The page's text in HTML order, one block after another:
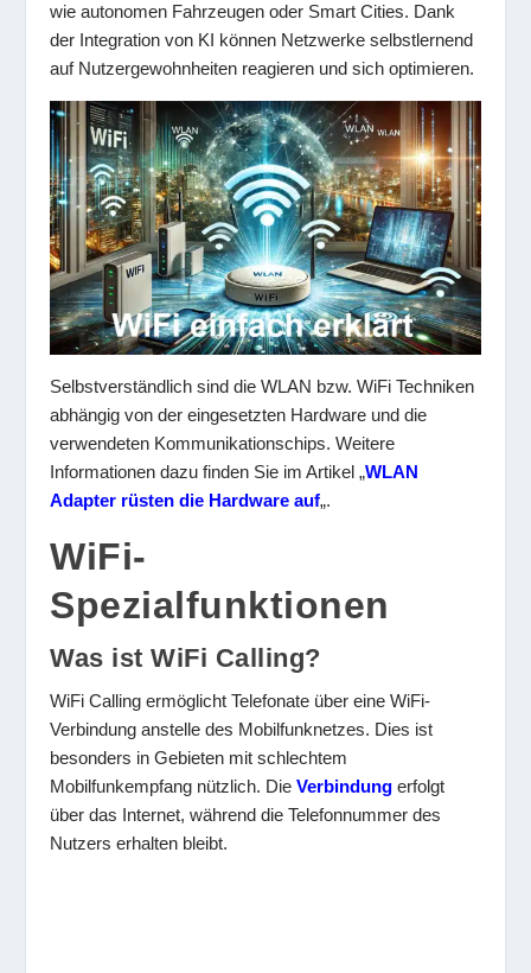
wie autonomen Fahrzeugen oder Smart Cities. Dank
der Integration von KI können Netzwerke selbstlernend
auf Nutzergewohnheiten reagieren und sich optimieren.
Selbstverständlich sind die WLAN bzw. WiFi Techniken
abhängig von der eingesetzten Hardware und die
verwendeten Kommunikationschips. Weitere
Informationen dazu finden Sie im Artikel „WLAN
Adapter rüsten die Hardware auf„.
WiFi-
Spezialfunktionen
Was ist WiFi Calling?
WiFi Calling ermöglicht Telefonate über eine WiFi-
Verbindung anstelle des Mobilfunknetzes. Dies ist
besonders in Gebieten mit schlechtem
Mobilfunkempfang nützlich. DieVerbindung erfolgt
über das Internet, während die Telefonnummer des
Nutzers erhalten bleibt.